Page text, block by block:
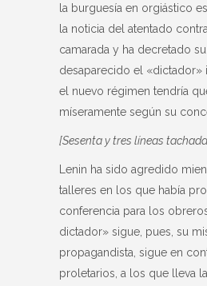
la burguesía en orgiástico
la noticia del atentado
camarada y ha decretado
desaparecido el «dictador»
el nuevo régimen tendría
míseramente según su
[Sesenta y tres líneas
Lenin ha sido agredido
talleres en los que había
conferencia para los
dictador» sigue, pues, su
propagandista, sigue en
proletarios, a los que lleva